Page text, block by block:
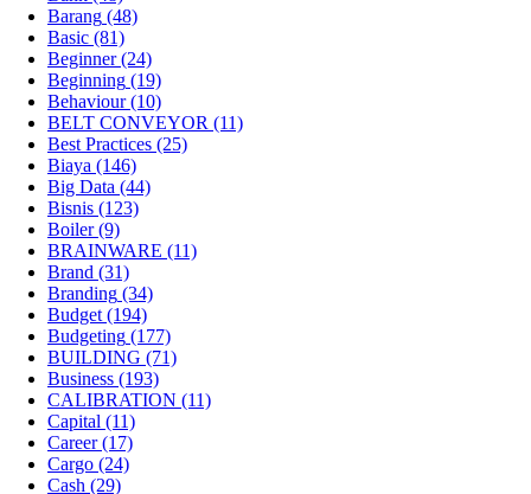
Barang (48)
Basic (81)
Beginner(24)
Beginning (19)
Behaviour(10)
BELT CONVEYOR (11)
Best Practices (25)
Biaya (146)
Big Data (44)
Bisnis (123)
Boiler(9)
BRAINWARE (11)
Brand (31)
Branding (34)
Budget (194)
Budgeting (177)
BUILDING (71)
Business (193)
CALIBRATION (11)
Capital (11)
Career(17)
Cargo (24)
Cash (29)